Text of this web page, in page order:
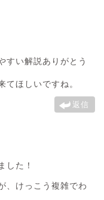
すい解説ありがとう
てほしいですね。
返信
した！
、けっこう複雑でわ